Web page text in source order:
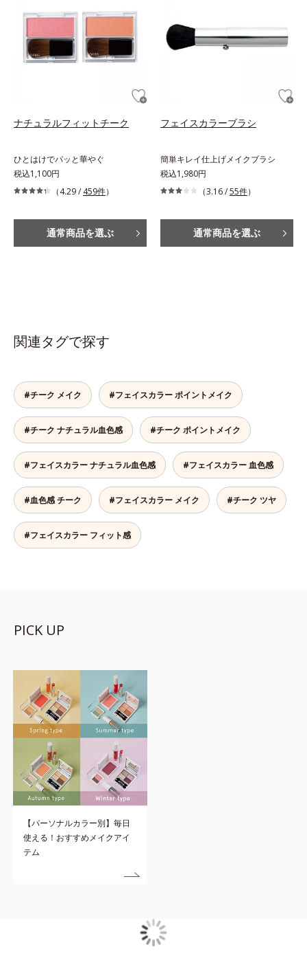
ナチュラルフィットチーク
ひとはけでパッと華やぐ
税込1,100円
（4.29 / 459件）
通常商品を選ぶ
フェイスカラーブラシ
簡単キレイ仕上げメイクブラシ
税込1,980円
（3.16 /55件）
通常商品を選ぶ
関連タグで探す
#チーク メイク #フェイスカラー ポイントメイク
#チーク ナチュラル血色感 #チーク ポイントメイク
#フェイスカラー ナチュラル血色感 #フェイスカラー 血色感
#血色感 チーク #フェイスカラー メイク #チーク ツヤ
#フェイスカラー フィット感
PICK UP
【パーソナルカラー別】毎日
使える！おすすめメイクアイ
テム